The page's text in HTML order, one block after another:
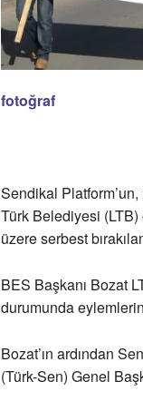
fotoğraf
Sendikal
Türk Belediyesi
üzere serbest
BES Başkanı Bozat
durumunda
Bozat’ın ardından
(Türk-Sen) Genel